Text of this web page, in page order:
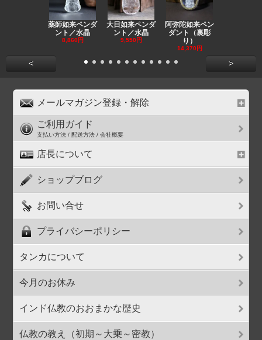
薬師如来ペンダ
ント／水晶
8,860円
大日如来ペンダ
ント／水晶
9,550円
阿弥陀如来ペン
ダント（裏彫
り）
14,370円
< >
メールマガジン登録・解除
ご利用ガイド
支払い方法 / 配送方法 / 会社概要
店長について
ショップブログ
お問い合せ
プライバシーポリシー
タンカについて
今月のお休み
インド仏教のおおまかな歴史
仏教の教え（初期～大乗～密教）